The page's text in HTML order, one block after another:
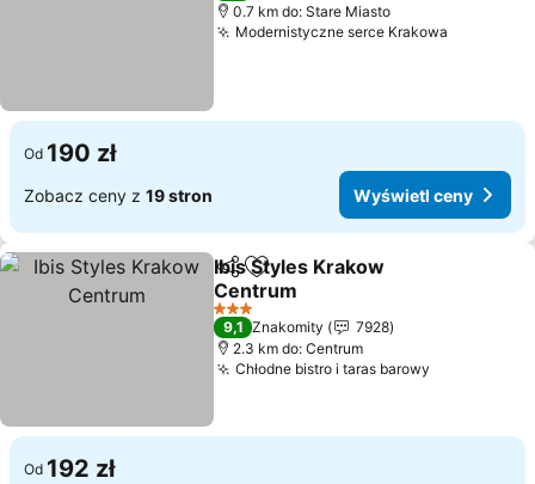
0.7 km do: Stare Miasto
Modernistyczne serce Krakowa
Od 190 zł
Zobacz ceny z 19 stron Wyświetl ceny
Udostępnij
Dodaj do ulubionych
Ibis Styles Krakow
Centrum
Wyświetl ceny
3 Kategoria
9,1 Znakomity
7928
2.3 km do: Centrum
Chłodne bistro i taras barowy
Od 192 zł